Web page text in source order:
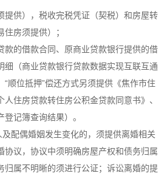
供），税收完税凭证（契税）和房屋转
房须提供）；
的借款合同、原商业贷款银行提供的借
细（商业贷款银行贷款数据实现互联互通
“顺位抵押”偿还方式另须提供《焦作市住
住房贷款转住房公积金贷款同意书》、
记簿查询结果）。
及配偶婚姻发生变化的，须提供离婚相关
协议，协议中须明确房屋产权和债务归属
归属不明晰的须进行公证；诉讼离婚的提